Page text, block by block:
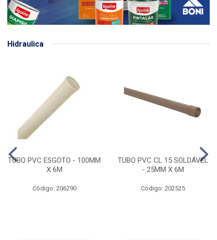
Hidraulica
TUBO PVC ESGOTO - 100MM
X 6M
Código: 206290
TUBO PVC CL 15 SOLDÁVEL
- 25MM X 6M
Código: 202525